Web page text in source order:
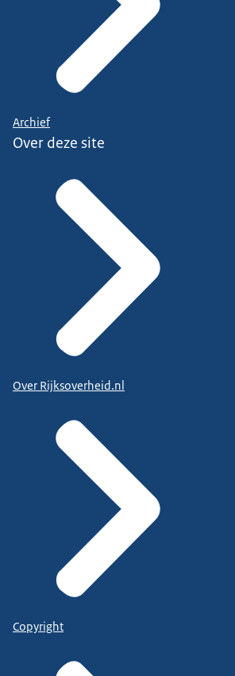
Archief
Over deze site
Over Rijksoverheid.nl
Copyright